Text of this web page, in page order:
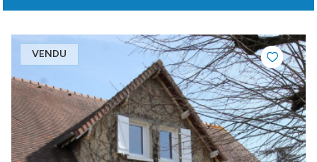
VENDU